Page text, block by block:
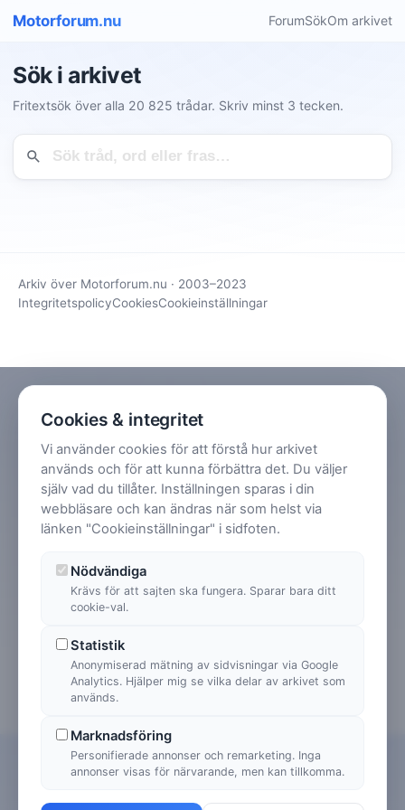
Motorforum.nu ForumSökOm arkivet
Sök i arkivet
Fritextsök över alla 20 825 trådar. Skriv minst 3 tecken.
Arkiv över Motorforum.nu · 2003–2023
IntegritetspolicyCookiesCookieinställningar
Cookies & integritet
Vi använder cookies för att förstå hur arkivet
används och för att kunna förbättra det. Du väljer
själv vad du tillåter. Inställningen sparas i din
webbläsare och kan ändras när som helst via
länken "Cookieinställningar" i sidfoten.
Nödvändiga
Krävs för att sajten ska fungera. Sparar bara ditt
cookie-val.
Statistik
Anonymiserad mätning av sidvisningar via Google
Analytics. Hjälper mig se vilka delar av arkivet som
används.
Marknadsföring
Personifierade annonser och remarketing. Inga
annonser visas för närvarande, men kan tillkomma.